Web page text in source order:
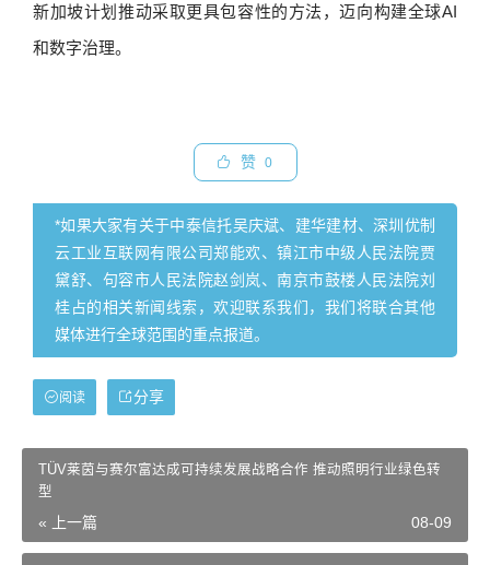
新加坡计划推动采取更具包容性的方法，迈向构建全球AI
和数字治理。
赞 0
*如果大家有关于中泰信托吴庆斌、建华建材、深圳优制
云工业互联网有限公司郑能欢、镇江市中级人民法院贾
黛舒、句容市人民法院赵剑岚、南京市鼓楼人民法院刘
桂占的相关新闻线索，欢迎联系我们，我们将联合其他
媒体进行全球范围的重点报道。
分享
阅读
TÜV莱茵与赛尔富达成可持续发展战略合作 推动照明行业绿色转
型
« 上一篇 08-09